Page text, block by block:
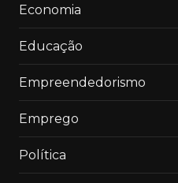
Economia
Educação
Empreendedorismo
Emprego
Política